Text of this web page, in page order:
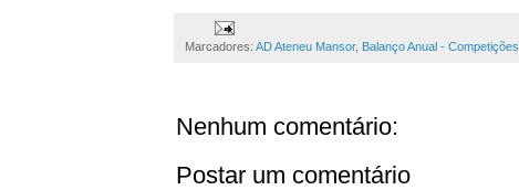
Marcadores: AD Ateneu Mansor, Balanço Anual - Competições
Nenhum comentário:
Postar um comentário